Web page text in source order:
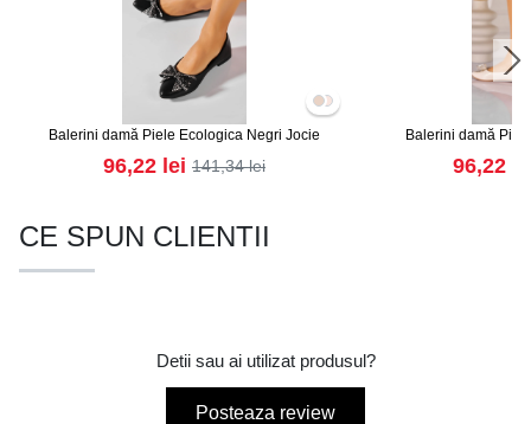
Balerini damă Piele Ecologica Negri Jocie
96,22 lei 141,34lei
Balerini damă
96,22
CE SPUN CLIENTII
Detii sau ai utilizat produsul?
Posteaza review